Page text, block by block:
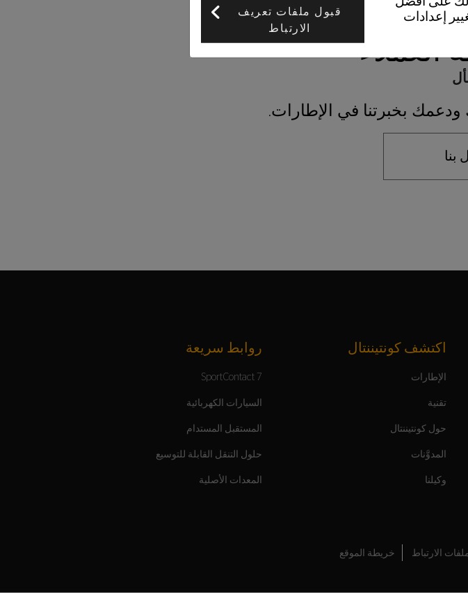
بخبرتنا في الإطارات.
بنا
اكتشف كونتيننتال
الإطارات
تقنية
حول كونتيننتال
المدوَّنات
وكيلنا
روابط سريعة
SportContact 7
السيارات الكهربائية
المستقبل المستدام
حلول التنقل القابلة للتوسيع
المعدات الأصلية
الارتباط خريطة الموقع
إعدادات
قبول ملفات تعريف
الارتباط